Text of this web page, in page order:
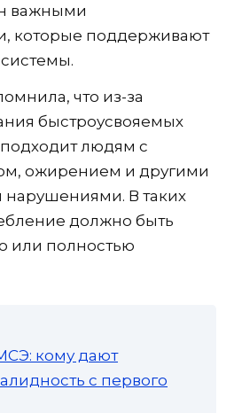
важными
которые поддерживают
что из-за
быстроусвояемых
людям с
ожирением и другими
В таких
должно быть
или полностью
кому дают
с первого